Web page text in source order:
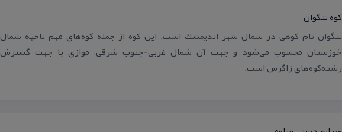
كوه تنگوان
تنگوان نام كوهی در شمال شهر اندیمشك است. این كوه از جمله كوه‌های مهم ناحیه شمال
خوزستان محسوب می‌شود و جهت آن شمال غربی-جنوب شرقی، موازی با جهت گسترش
رشته‌كوه‌های زاگرس است.